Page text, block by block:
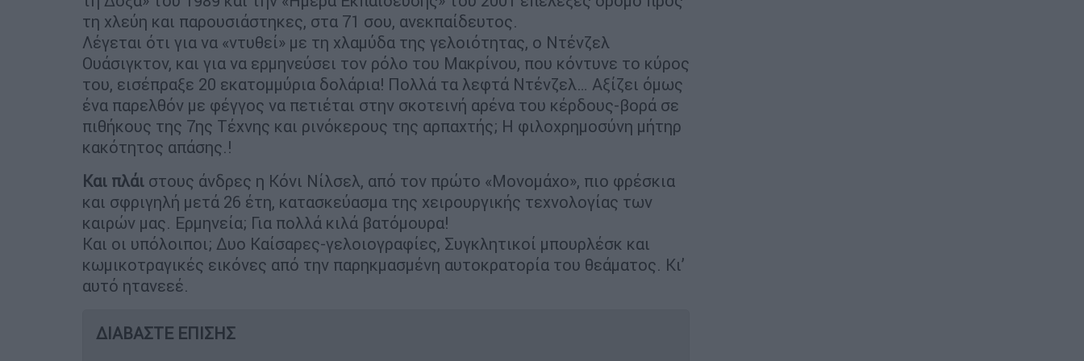
τη χλεύη και παρουσιάστηκες, στα 71 σου, ανεκπαίδευτος.
Λέγεται ότι για να «ντυθεί» με τη χλαμύδα της γελοιότητας, ο Ντένζελ
Ουάσιγκτον, και για να ερμηνεύσει τον ρόλο του Μακρίνου, που κόντυνε το κύρος
του, εισέπραξε 20 εκατομμύρια δολάρια! Πολλά τα λεφτά Ντένζελ… Αξίζει όμως
ένα παρελθόν με φέγγος να πετιέται στην σκοτεινή αρένα του κέρδους-βορά σε
πιθήκους της 7ης Τέχνης και ρινόκερους της αρπαχτής; Η φιλοχρημοσύνη μήτηρ
κακότητος απάσης.!
Και πλάι στους άνδρες η Κόνι Νίλσελ, από τον πρώτο «Μονομάχο», πιο φρέσκια
και σφριγηλή μετά 26 έτη, κατασκεύασμα της χειρουργικής τεχνολογίας των
καιρών μας. Ερμηνεία; Για πολλά κιλά βατόμουρα!
Και οι υπόλοιποι; Δυο Καίσαρες-γελοιογραφίες, Συγκλητικοί μπουρλέσκ και
κωμικοτραγικές εικόνες από την παρηκμασμένη αυτοκρατορία του θεάματος. Κι’
αυτό ητανεεέ.
ΔΙΑΒΑΣΤΕ ΕΠΙΣΗΣ